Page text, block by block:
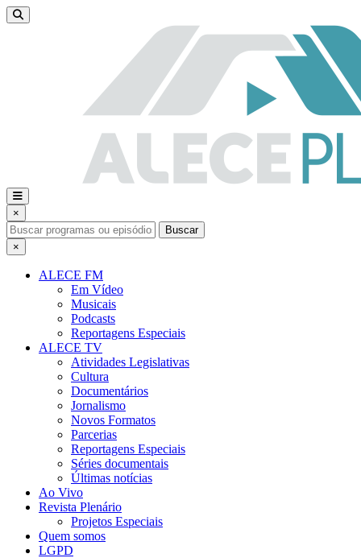
×
Buscar
×
ALECE FM
Em Vídeo
Musicais
Podcasts
Reportagens Especiais
ALECE TV
Atividades Legislativas
Cultura
Documentários
Jornalismo
Novos Formatos
Parcerias
Reportagens Especiais
Séries documentais
Últimas notícias
Ao Vivo
Revista Plenário
Projetos Especiais
Quem somos
LGPD